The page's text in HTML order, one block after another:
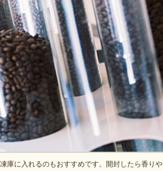
庫に入れるのもおすすめです。開封したら香りや